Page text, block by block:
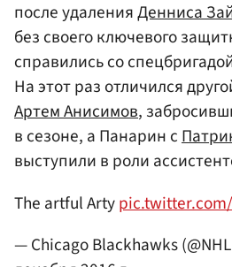
после удаленияДенниса
без своего ключевого
справились со
На этот раз отличился
Артем Анисимов,
в сезоне, а Панарин с
выступили в роли
The artful Artypic.twitter.com/
— Chicago Blackhawks